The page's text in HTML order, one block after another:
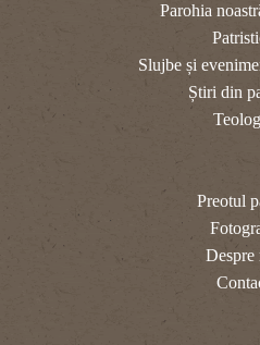
Parohia
Slujbe și
Știri din
Preotul
Despre